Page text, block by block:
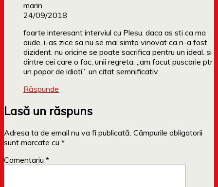
marin
24/09/2018
foarte interesant interviul cu Plesu. daca as sti ca ma
aude, i-as zice sa nu se mai simta vinovat ca n-a fost
dizident. nu oricine se poate sacrifica pentru un ideal. si
dintre cei care o fac, unii regreta. ,,am facut puscarie ptr
un popor de idioti” .un citat semnificativ.
Răspunde
Lasă un răspuns
Adresa ta de email nu va fi publicată. Câmpurile obligatorii
sunt marcate cu *
Comentariu *